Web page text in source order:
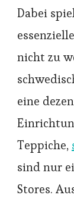
Dabei
nicht zu
eine
Teppiche,
sind nur
Stores.